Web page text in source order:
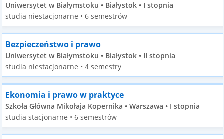
Uniwersytet w Białymstoku • Białystok • I stopnia
studia niestacjonarne • 6 semestrów
Bezpieczeństwo i prawo
Uniwersytet w Białymstoku • Białystok • II stopnia
studia niestacjonarne • 4 semestry
Ekonomia i prawo w praktyce
Szkoła Główna Mikołaja Kopernika • Warszawa • I stopnia
studia stacjonarne • 6 semestrów